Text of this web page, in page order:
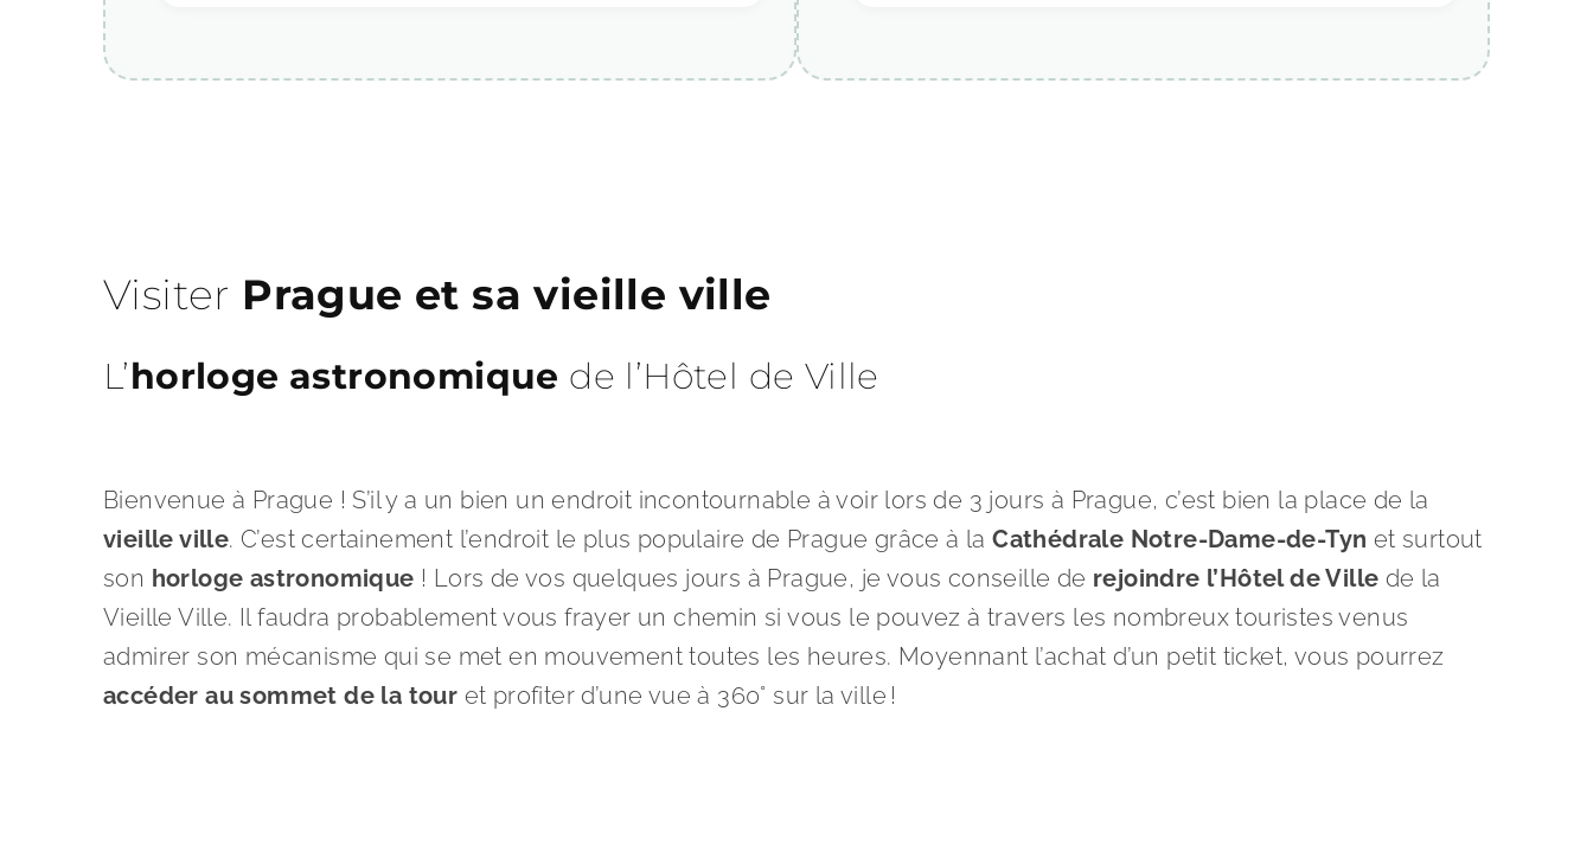
Visiter Prague et sa vieille ville
L’horloge astronomique de l’Hôtel de Ville
Bienvenue à Prague ! S’il y a un bien un endroit incontournable à voir lors de 3 jours à Prague, c’est bien la place de la
vieille ville. C’est certainement l’endroit le plus populaire de Prague grâce à laCathédrale Notre-Dame-de-Tyn et surtout
son horloge astronomique ! Lors de vos quelques jours à Prague, je vous conseille de rejoindre l’Hôtel de Ville de la
Vieille Ville. Il faudra probablement vous frayer un chemin si vous le pouvez à travers les nombreux touristes venus
admirer son mécanisme qui se met en mouvement toutes les heures. Moyennant l’achat d’un petit ticket, vous pourrez
accéder au sommet de la tour et profiter d’une vue à 360° sur la ville !